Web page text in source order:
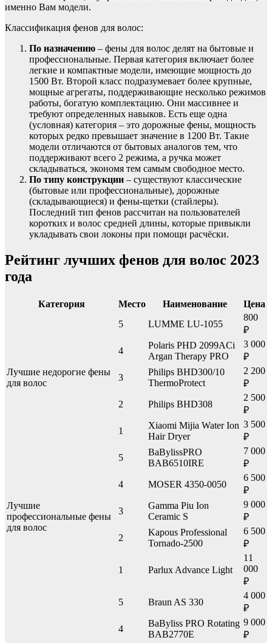
именно Вам модели.
Классификация фенов для волос:
По назначению – фены для волос делят на бытовые и
профессиональные. Первая категория включает более
легкие и компактные модели, имеющие мощность до
1500 Вт. Второй класс подразумевает более крупные,
мощные агрегаты, поддерживающие несколько режимов
работы, богатую комплектацию. Они массивнее и
требуют определенных навыков. Есть еще одна
(условная) категория – это дорожные фены, мощность
которых редко превышает значение в 1200 Вт. Такие
модели отличаются от бытовых аналогов тем, что
поддерживают всего 2 режима, а ручка может
складываться, экономя тем самым свободное место.
По типу конструкции – существуют классические
(бытовые или профессиональные), дорожные
(складывающиеся) и фены-щетки (стайлеры).
Последний тип фенов рассчитан на пользователей
коротких и волос средней длины, которые привыкли
укладывать свои локоны при помощи расчёски.
Рейтинг лучших фенов для волос 2023
года
Категория Место Наименование Цена
Лучшие недорогие фены
для волос
5 LUMME LU-1055
800
₽
4
Polaris PHD 2099ACi
Argan Therapy PRO
3 000
₽
3
Philips BHD300/10
ThermoProtect
2 200
₽
2
Philips BHD308
2 500
₽
1
Xiaomi Mijia Water Ion
Hair Dryer
3 500
₽
Лучшие
профессиональные фены
для волос
5
BaBylissPRO
BAB6510IRE
7 000
₽
4
MOSER 4350-0050
6 500
₽
3
Gamma Piu Ion
Ceramic S
9 000
₽
2
Kapous Professional
Tornado-2500
6 500
₽
1 Parlux Advance Light
11
000
₽
5 Braun AS 330
4 000
₽
4
BaByliss PRO Rotating
BAB2770E
9 000
₽